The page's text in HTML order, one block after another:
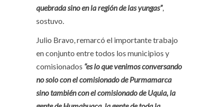
quebrada sino en la región de las yungas”,
sostuvo.
Julio Bravo, remarcó el importante trabajo
en conjunto entre todos los municipios y
comisionados “es lo que venimos conversando
no solo con el comisionado de Purmamarca
sino también con el comisionado de Uquia, la